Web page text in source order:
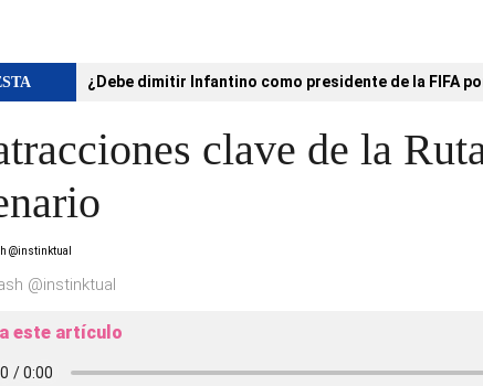
¿Debe dimitir Infantino como presidente de la FIFA
clave de la
@instinktual
este artículo